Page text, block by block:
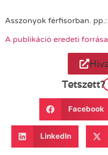
Asszonyok férfisorban.
A publikáció eredeti forrása
Tetszett?
Facebook
LinkedIn